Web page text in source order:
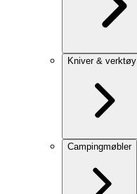
Kniver & verktøy
Campingmøbler